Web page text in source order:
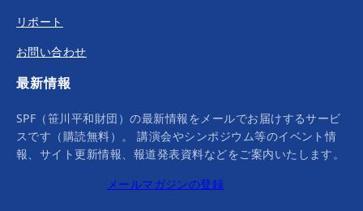
リポート
お問い合わせ
最新情報
SPF（笹川平和財団）の最新情報をメールでお届けするサービ
スです（購読無料）。 講演会やシンポジウム等のイベント情
報、サイト更新情報、報道発表資料などをご案内いたします。
メールマガジンの登録